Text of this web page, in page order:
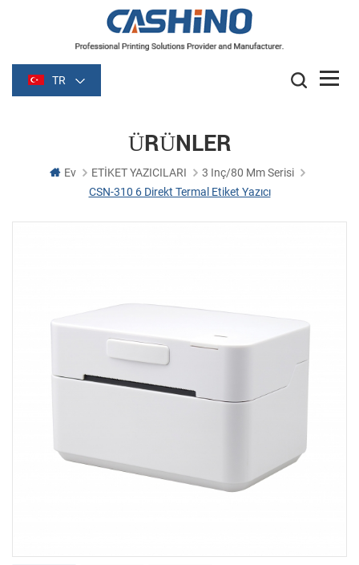
TR
ÜRÜNLER
Ev ETİKET YAZICILARI
3 Inç/80 Mm Serisi
CSN-310 6 Direkt Termal Etiket Yazıcı